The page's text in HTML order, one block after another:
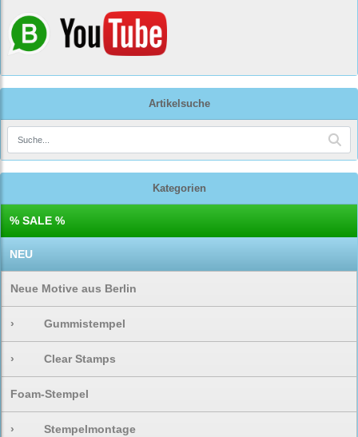
Artikelsuche
Kategorien
% SALE %
NEU
Neue Motive aus Berlin
› Gummistempel
› Clear Stamps
Foam-Stempel
› Stempelmontage